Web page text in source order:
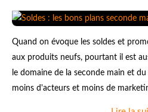
Quand on évoque les soldes et
aux produits neufs, pourtant il est
le domaine de la seconde main et
moins d'acteurs et moins de